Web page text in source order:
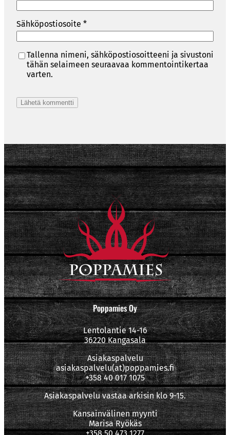
Sähköpostiosoite *
Tallenna nimeni, sähköpostiosoitteeni ja sivustoni
tähän selaimeen seuraavaa kommentointikertaa
varten.
Poppamies Oy
Lentolantie 14-16
36220 Kangasala
Asiakaspalvelu
asiakaspalvelu(at)poppamies.fi
+358 40 017 1075
Asiakaspalvelu vastaa arkisin klo 9-15.
Kansainvälinen myynti
Marisa Ryökäs
+358 50 473 1277